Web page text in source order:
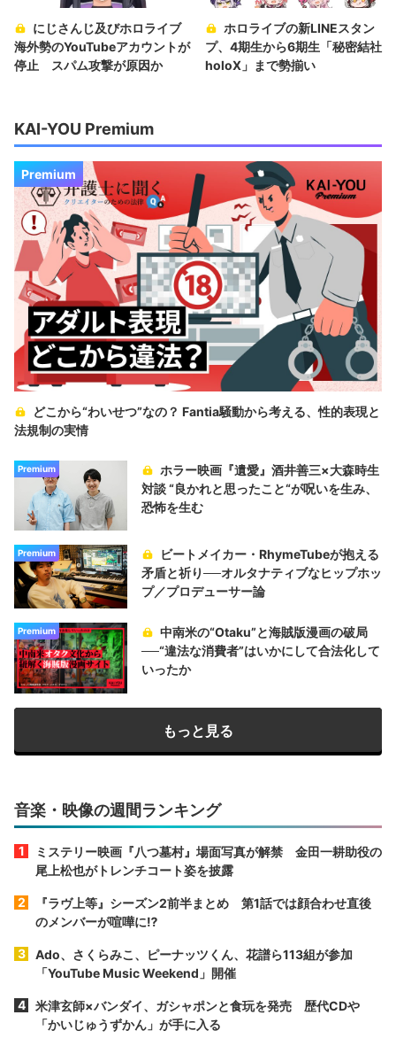
にじさんじ及びホロライブ
海外勢のYouTubeアカウントが
停止 スパム攻撃が原因か
ホロライブの新LINEスタン
プ、4期生から6期生「秘密結社
holoX」まで勢揃い
KAI-YOU Premium
Premium
どこから“わいせつ”なの？ Fantia騒動から考える、性的表現と
法規制の実情
Premium
ホラー映画『遺愛』酒井善三×大森時生
対談 “良かれと思ったこと“が呪いを生み、
恐怖を生む
Premium
ビートメイカー・RhymeTubeが抱える
矛盾と祈り──オルタナティブなヒップホッ
プ／プロデューサー論
Premium
中南米の“Otaku”と海賊版漫画の破局
──“違法な消費者”はいかにして合法化して
いったか
もっと見る
音楽・映像の週間ランキング
ミステリー映画『八つ墓村』場面写真が解禁 金田一耕助役の
尾上松也がトレンチコート姿を披露
『ラヴ上等』シーズン2前半まとめ 第1話では顔合わせ直後
のメンバーが喧嘩に⁉︎
Ado、さくらみこ、ピーナッツくん、花譜ら113組が参加
「YouTube Music Weekend」開催
米津玄師×バンダイ、ガシャポンと食玩を発売 歴代CDや
「かいじゅうずかん」が手に入る